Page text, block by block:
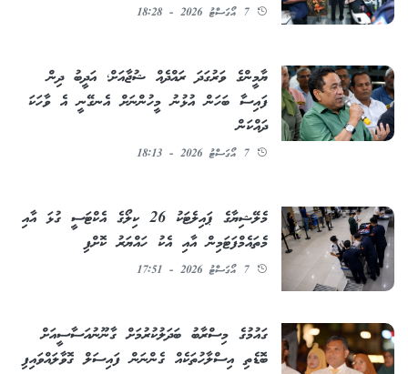
7 އޯގަސްޓު 2026 - 18:28
ޔާމީންގެ ވަރުގަދަ ރައްދެއް ޝުޖާއަށް؛ އަދީބު ދިން
ފައިސާ ބަހަން އުޅުނު މީހުންނަށް އެނގޭނީ އެ ވާހަކަ
ދައްކަން
7 އޯގަސްޓު 2026 - 18:13
މެލޭޝިޔާގެ ޕައިލެޓަކު 26 ކިލޯގެ އެކްޓަސީ ގުޅަ އާއި
މެތައެމްފަޓަމިން އާއި އެކު ހައްޔަރު ކޮށްފި
7 އޯގަސްޓު 2026 - 17:51
ގައުމުގެ މިސްރާބު ބަދަލުކުރުމަށް ގާނޫނުއަސާސީއަށް
ބޮޑެތި އިސްލާހުތަކެއް ގެންނަން ފައިސަލް ގޮވާލައްވައިފި